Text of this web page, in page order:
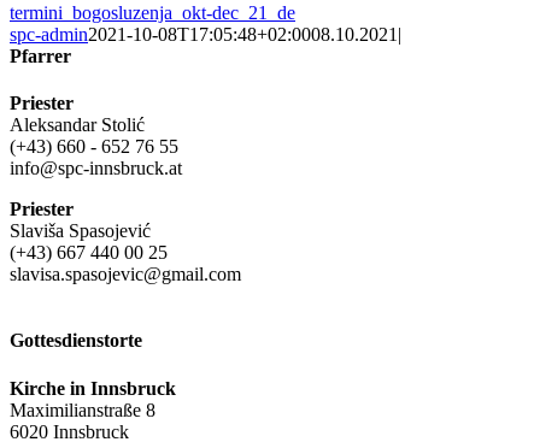
termini_bogosluzenja_okt-dec_21_de
spc-admin2021-10-08T17:05:48+02:0008.10.2021 |
Pfarrer
Priester
Aleksandar Stolić
(+43) 660 - 652 76 55
info@spc-innsbruck.at
Priester
Slaviša Spasojević
(+43) 667 440 00 25
slavisa.spasojevic@gmail.com
Gottesdienstorte
Kirche in Innsbruck
Maximilianstraße 8
6020 Innsbruck